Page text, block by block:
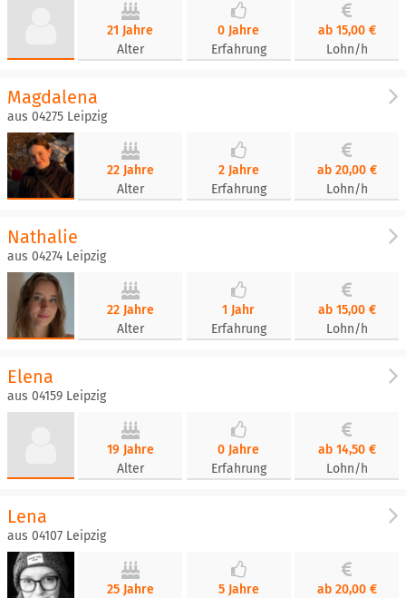
21 Jahre
Alter
0 Jahre
Erfahrung
ab 15,00 €
Lohn/h
Magdalena
aus 04275 Leipzig
22 Jahre
Alter
2 Jahre
Erfahrung
ab 20,00 €
Lohn/h
Nathalie
aus 04274 Leipzig
22 Jahre
Alter
1 Jahr
Erfahrung
ab 15,00 €
Lohn/h
Elena
aus 04159 Leipzig
19 Jahre
Alter
0 Jahre
Erfahrung
ab 14,50 €
Lohn/h
Lena
aus 04107 Leipzig
25 Jahre
5 Jahre
ab 20,00 €